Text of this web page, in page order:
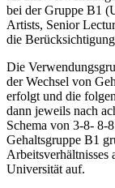
bei der Gruppe B1
Artists, Senior
die
Die
der Wechsel von
erfolgt und die
dann jeweils nach
Schema von 3-8- 8-
Gehaltsgruppe B1
Arbeitsverhältnisses
Universität auf.